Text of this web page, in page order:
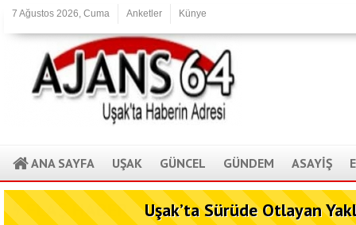
7 Ağustos 2026, Cuma Anketler Künye
ANA SAYFA UŞAK GÜNCEL GÜNDEM ASAYİŞ
FLAŞ HABER Uşak’ta Sürüde Otlayan